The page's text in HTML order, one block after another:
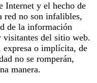
Internet y el hecho de
red no son infalibles,
de la información
visitantes del sitio web.
expresa o implícita, de
no se romperán,
manera.